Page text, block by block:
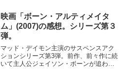
されると思われたが、不審な点が浮かび
上がり妻に殺人の容疑...
映画「ボーン・アルティメイタ
ム」(2007)の感想。シリーズ第３
弾。
マッド・デイモン主演のサスペンスアク
ションシリーズ第3弾。前作、前々作に続
いて主人公ジェイソン・ボーンが追われ